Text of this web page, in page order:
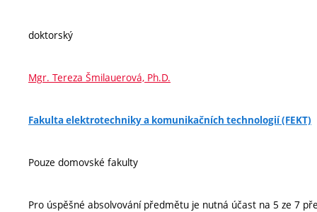
doktorský
Mgr. Tereza Šmilauerová, Ph.D.
Fakulta elektrotechniky a komunikačních technologií (FEKT)
Pouze domovské fakulty
Pro úspěšné absolvování předmětu je nutná účast na 5 ze 7